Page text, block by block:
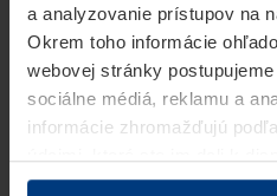
a analyzovanie prístupov na
Okrem toho informácie
webovej stránky
sociálne médiá, reklamu a
informácie zhromažďujú
v rámci Vášho využívania